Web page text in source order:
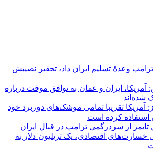
ترامپ وعدۀ تسلیم ایران داد، تحقیر نصیبش
ایران و عمان به توافق موقت درباره
شده‌اند
تقریبا تمامی موشک‌های دوربرد خود
استفاده کرده است
تایمز از سردرگمی ترامپ در قبال ایران
خسارت‌های اقتصادی، یک تریلیون دلار به